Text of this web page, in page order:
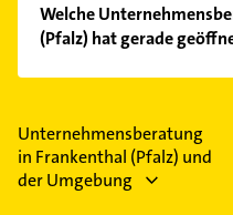
Welche
(Pfalz) hat gerade
Im Anbieter-Bereich
Feiertagen abweichen
Unternehmensberatung
in Frankenthal (Pfalz) und
der Umgebung